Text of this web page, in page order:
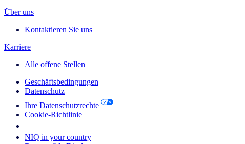
Über uns
Kontaktieren Sie uns
Karriere
Alle offene Stellen
Geschäftsbedingungen
Datenschutz
Ihre Datenschutzrechte
Cookie-Richtlinie
NIQ in your country